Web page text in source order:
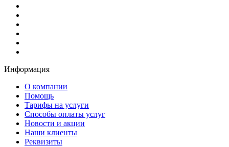
Информация
О компании
Помощь
Тарифы на услуги
Способы оплаты услуг
Новости и акции
Наши клиенты
Реквизиты